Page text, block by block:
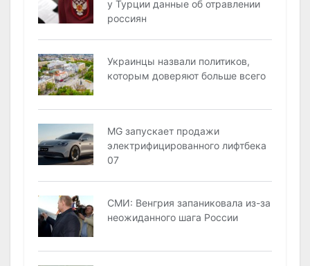
у Турции данные об отравлении
россиян
Украинцы назвали политиков,
которым доверяют больше всего
MG запускает продажи
электрифицированного лифтбека
07
СМИ: Венгрия запаниковала из-за
неожиданного шага России